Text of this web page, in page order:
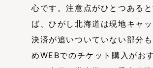
心です。注意点がひとつある
ば、ひがし北海道は現地キャ
決済が追いついていない部分
めWEBでのチケット購入がお